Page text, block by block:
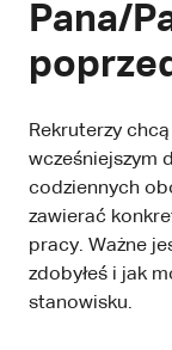
Pana/
Rekruterzy
wcześniejszym
codziennych
zawierać
pracy. Ważne
zdobyłeś i jak
stanowisku.